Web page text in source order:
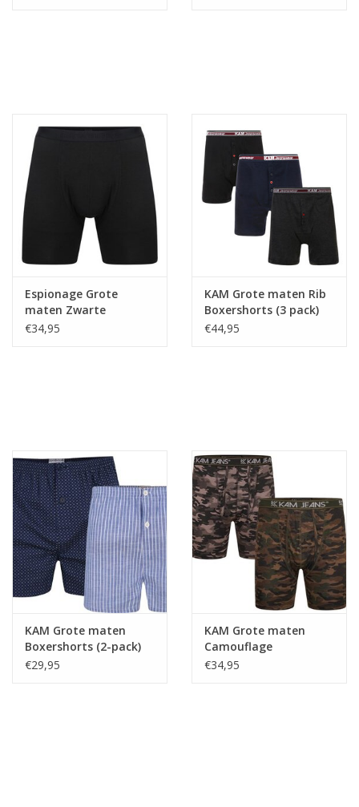
Espionage Grote
maten Zwarte
Bamboo Trunk (2-
€34,95
KAM Grote maten Rib
Boxershorts (3 pack)
10XL - 12XL
€44,95
KAM Grote maten
Boxershorts (2-pack)
€29,95
KAM Grote maten
Camouflage
Boxershorts (2-pack)
€34,95